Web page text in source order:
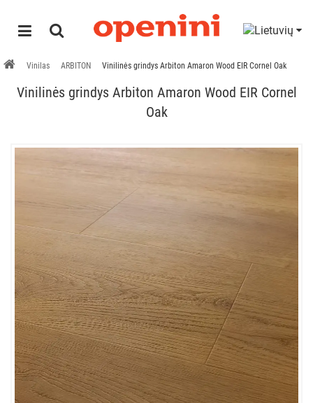
Vinilas ARBITON Vinilinės grindys Arbiton Amaron Wood EIR Cornel Oak
Vinilinės grindys Arbiton Amaron Wood EIR Cornel
Oak